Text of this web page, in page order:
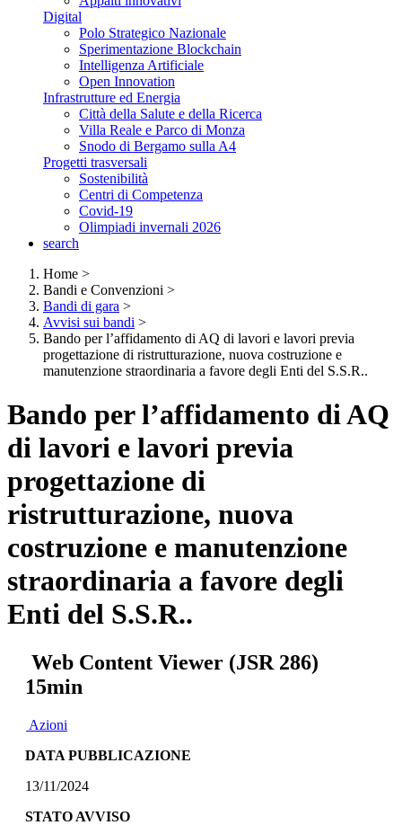
Digital
Polo Strategico Nazionale
Sperimentazione Blockchain
Intelligenza Artificiale
Open Innovation
Infrastrutture ed Energia
Città della Salute e della Ricerca
Villa Reale e Parco di Monza
Snodo di Bergamo sulla A4
Progetti trasversali
Sostenibilità
Centri di Competenza
Covid-19
Olimpiadi invernali 2026
search
Home >
Bandi e Convenzioni >
Bandi di gara >
Avvisi sui bandi >
Bando per l’affidamento di AQ di lavori e lavori previa
progettazione di ristrutturazione, nuova costruzione e
manutenzione straordinaria a favore degli Enti del S.S.R..
Bando per l’affidamento di AQ
di lavori e lavori previa
progettazione di
ristrutturazione, nuova
costruzione e manutenzione
straordinaria a favore degli
Enti del S.S.R..
Web Content Viewer (JSR 286)
15min
Azioni
DATA PUBBLICAZIONE
13/11/2024
STATO AVVISO